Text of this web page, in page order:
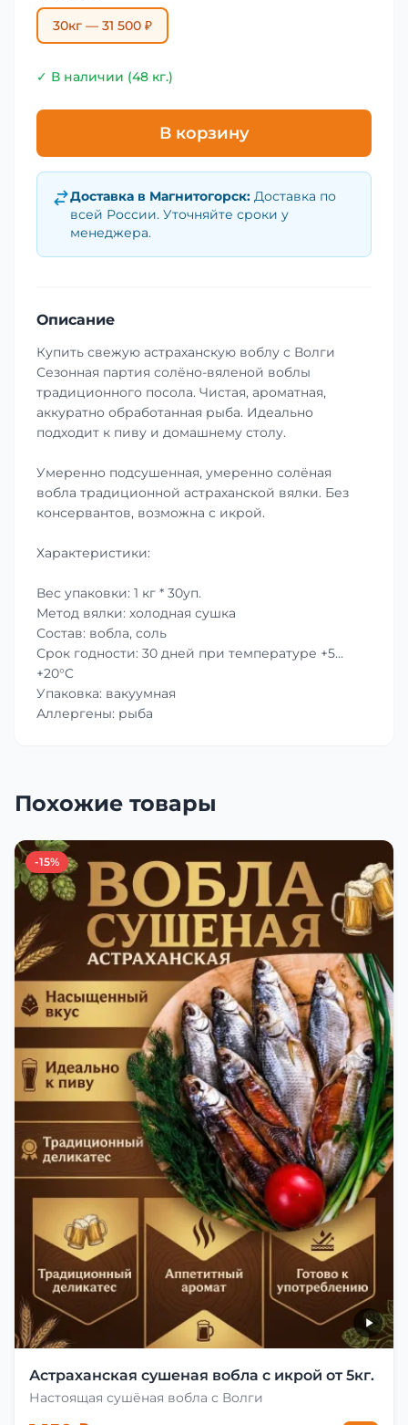
30кг — 31 500 ₽
✓ В наличии (48 кг.)
В корзину
Доставка в Магнитогорск: Доставка по
всей России. Уточняйте сроки у
менеджера.
Описание
Купить свежую астраханскую воблу с Волги
Сезонная партия солёно-вяленой воблы
традиционного посола. Чистая, ароматная,
аккуратно обработанная рыба. Идеально
подходит к пиву и домашнему столу.
Умеренно подсушенная, умеренно солёная
вобла традиционной астраханской вялки. Без
консервантов, возможна с икрой.
Характеристики:
Вес упаковки: 1 кг * 30уп.
Метод вялки: холодная сушка
Состав: вобла, соль
Срок годности: 30 дней при температуре +5…
+20°C
Упаковка: вакуумная
Аллергены: рыба
Похожие товары
-15%
Астраханская сушеная вобла с икрой от 5кг.
Настоящая сушёная вобла с Волги